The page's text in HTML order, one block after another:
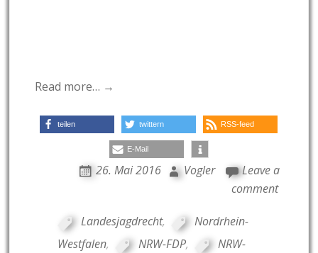
Read more… →
teilen twittern RSS-feed
E-Mail
26. Mai 2016 Vogler
Leave a
comment
Landesjagdrecht,
Nordrhein-
Westfalen, NRW-FDP,
NRW-